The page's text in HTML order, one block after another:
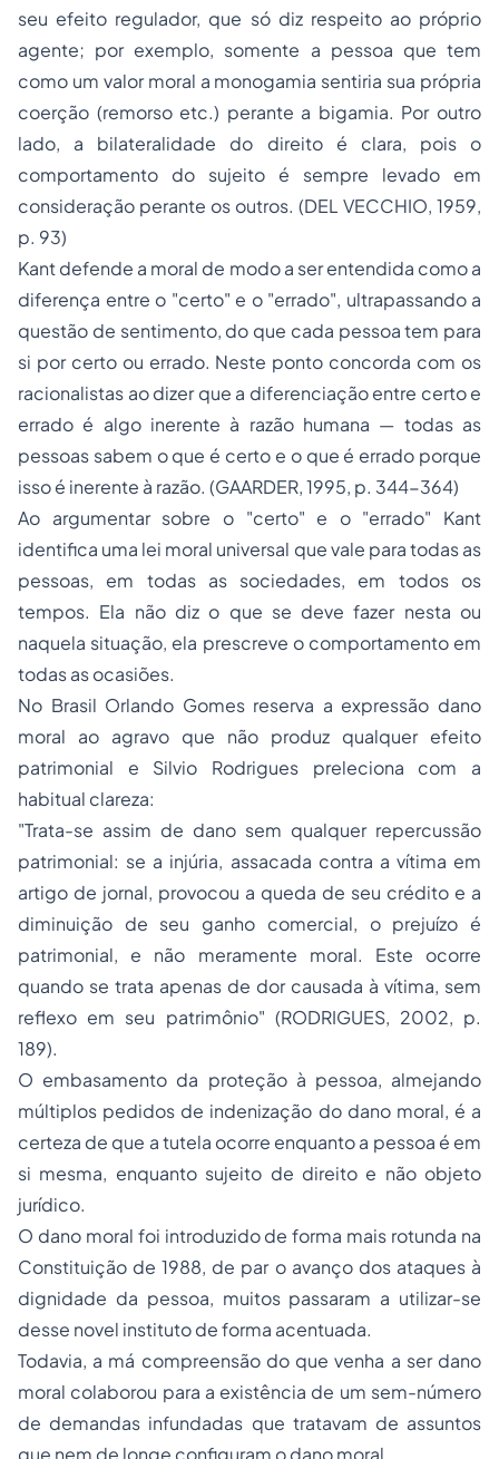
seu efeito regulador, que só diz respeito ao próprio
agente; por exemplo, somente a pessoa que tem
como um valor moral a monogamia sentiria sua própria
coerção (remorso etc.) perante a bigamia. Por outro
lado, a bilateralidade do direito é clara, pois o
comportamento do sujeito é sempre levado em
consideração perante os outros. (DEL VECCHIO, 1959,
p. 93)
Kant defende a moral de modo a ser entendida como a
diferença entre o "certo" e o "errado", ultrapassando a
questão de sentimento, do que cada pessoa tem para
si por certo ou errado. Neste ponto concorda com os
racionalistas ao dizer que a diferenciação entre certo e
errado é algo inerente à razão humana — todas as
pessoas sabem o que é certo e o que é errado porque
isso é inerente à razão. (GAARDER, 1995, p. 344-364)
Ao argumentar sobre o "certo" e o "errado" Kant
identifica uma lei moral universal que vale para todas as
pessoas, em todas as sociedades, em todos os
tempos. Ela não diz o que se deve fazer nesta ou
naquela situação, ela prescreve o comportamento em
todas as ocasiões.
No Brasil Orlando Gomes reserva a expressão dano
moral ao agravo que não produz qualquer efeito
patrimonial e Silvio Rodrigues preleciona com a
habitual clareza:
"Trata-se assim de dano sem qualquer repercussão
patrimonial: se a injúria, assacada contra a vítima em
artigo de jornal, provocou a queda de seu crédito e a
diminuição de seu ganho comercial, o prejuízo é
patrimonial, e não meramente moral. Este ocorre
quando se trata apenas de dor causada à vítima, sem
reflexo em seu patrimônio" (RODRIGUES, 2002, p.
189).
O embasamento da proteção à pessoa, almejando
múltiplos pedidos de indenização do dano moral, é a
certeza de que a tutela ocorre enquanto a pessoa é em
si mesma, enquanto sujeito de direito e não objeto
jurídico.
O dano moral foi introduzido de forma mais rotunda na
Constituição de 1988, de par o avanço dos ataques à
dignidade da pessoa, muitos passaram a utilizar-se
desse novel instituto de forma acentuada.
Todavia, a má compreensão do que venha a ser dano
moral colaborou para a existência de um sem-número
de demandas infundadas que tratavam de assuntos
que nem de longe configuram o dano moral.